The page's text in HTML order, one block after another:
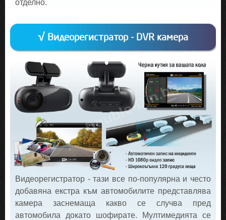
отделно.
√ Видеорегистратор - DVR камера
Видеорегистратор - тази все по-популярна и често
добавяна екстра към автомобилите представлява
камера заснемаща какво се случва пред
автомобила докато шофирате. Мултимедията се